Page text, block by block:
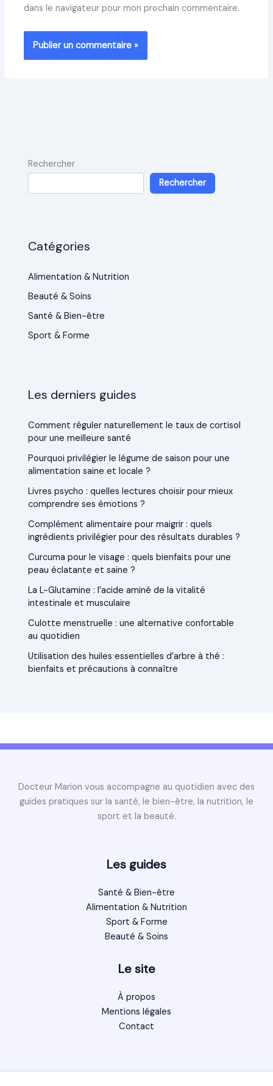
dans le navigateur pour mon prochain commentaire.
Rechercher
Rechercher
Catégories
Alimentation & Nutrition
Beauté & Soins
Santé & Bien-être
Sport & Forme
Les derniers guides
Comment réguler naturellement le taux de cortisol
pour une meilleure santé
Pourquoi privilégier le légume de saison pour une
alimentation saine et locale ?
Livres psycho : quelles lectures choisir pour mieux
comprendre ses émotions ?
Complément alimentaire pour maigrir : quels
ingrédients privilégier pour des résultats durables ?
Curcuma pour le visage : quels bienfaits pour une
peau éclatante et saine ?
La L-Glutamine : l’acide aminé de la vitalité
intestinale et musculaire
Culotte menstruelle : une alternative confortable
au quotidien
Utilisation des huiles essentielles d’arbre à thé :
bienfaits et précautions à connaître
Docteur Marion vous accompagne au quotidien avec des
guides pratiques sur la santé, le bien-être, la nutrition, le
sport et la beauté.
Les guides
Santé & Bien-être
Alimentation & Nutrition
Sport & Forme
Beauté & Soins
Le site
À propos
Mentions légales
Contact